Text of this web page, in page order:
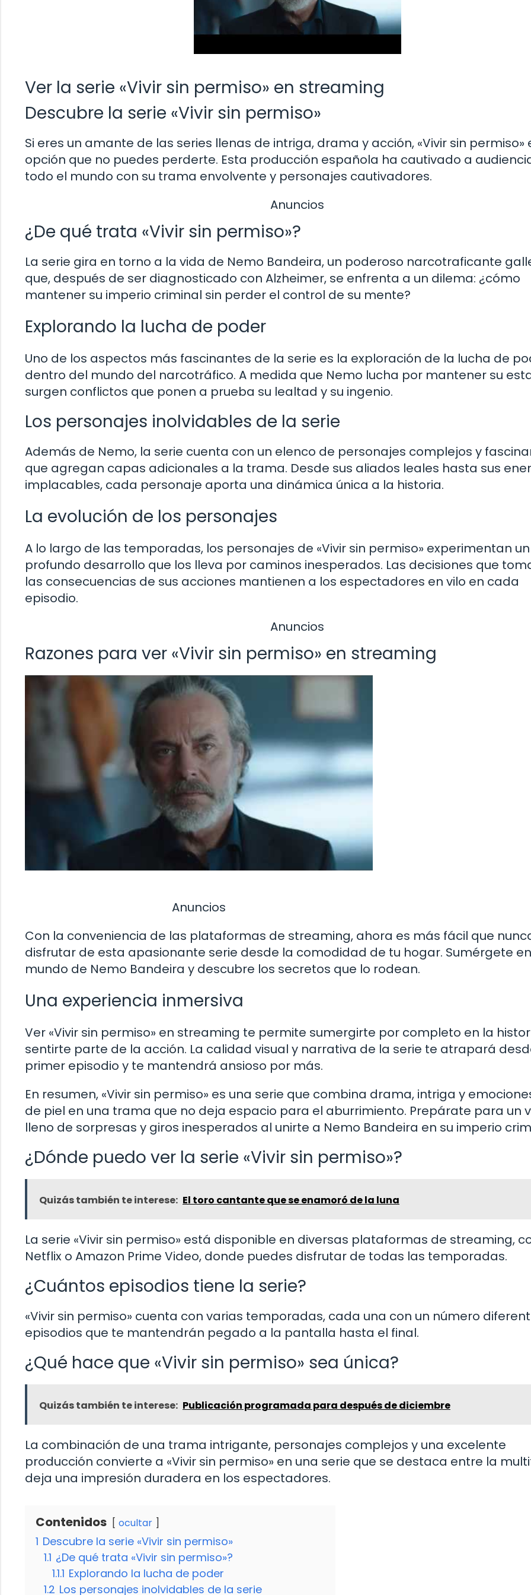
Ver la serie «Vivir sin permiso» en streaming
Descubre la serie «Vivir sin permiso»
Si eres un amante de las series llenas de intriga, drama y acción, «Vivir sin permiso»
opción que no puedes perderte. Esta producción española ha cautivado a
todo el mundo con su trama envolvente y personajes cautivadores.
Anuncios
¿De qué trata «Vivir sin permiso»?
La serie gira en torno a la vida de Nemo Bandeira, un poderoso narcotraficante
que, después de ser diagnosticado con Alzheimer, se enfrenta a un dilema: ¿cómo
mantener su imperio criminal sin perder el control de su mente?
Explorando la lucha de poder
Uno de los aspectos más fascinantes de la serie es la exploración de la lucha de
dentro del mundo del narcotráfico. A medida que Nemo lucha por mantener su
surgen conflictos que ponen a prueba su lealtad y su ingenio.
Los personajes inolvidables de la serie
Además de Nemo, la serie cuenta con un elenco de personajes complejos y
que agregan capas adicionales a la trama. Desde sus aliados leales hasta sus
implacables, cada personaje aporta una dinámica única a la historia.
La evolución de los personajes
A lo largo de las temporadas, los personajes de «Vivir sin permiso» experimentan un
profundo desarrollo que los lleva por caminos inesperados. Las decisiones que
las consecuencias de sus acciones mantienen a los espectadores en vilo en cada
episodio.
Anuncios
Razones para ver «Vivir sin permiso» en streaming
Anuncios
Con la conveniencia de las plataformas de streaming, ahora es más fácil que
disfrutar de esta apasionante serie desde la comodidad de tu hogar. Sumérgete
mundo de Nemo Bandeira y descubre los secretos que lo rodean.
Una experiencia inmersiva
Ver «Vivir sin permiso» en streaming te permite sumergirte por completo en la
sentirte parte de la acción. La calidad visual y narrativa de la serie te atrapará
primer episodio y te mantendrá ansioso por más.
En resumen, «Vivir sin permiso» es una serie que combina drama, intriga y
de piel en una trama que no deja espacio para el aburrimiento. Prepárate para un
lleno de sorpresas y giros inesperados al unirte a Nemo Bandeira en su imperio
¿Dónde puedo ver la serie «Vivir sin permiso»?
Quizás también te interese: El toro cantante que se enamoró de la luna
La serie «Vivir sin permiso» está disponible en diversas plataformas de streaming,
Netflix o Amazon Prime Video, donde puedes disfrutar de todas las temporadas.
¿Cuántos episodios tiene la serie?
«Vivir sin permiso» cuenta con varias temporadas, cada una con un número
episodios que te mantendrán pegado a la pantalla hasta el final.
¿Qué hace que «Vivir sin permiso» sea única?
Quizás también te interese: Publicación programada para después de diciembre
La combinación de una trama intrigante, personajes complejos y una excelente
producción convierte a «Vivir sin permiso» en una serie que se destaca entre la
deja una impresión duradera en los espectadores.
Contenidos ocultar
1 Descubre la serie «Vivir sin permiso»
1.1 ¿De qué trata «Vivir sin permiso»?
1.1.1 Explorando la lucha de poder
1.2 Los personajes inolvidables de la serie